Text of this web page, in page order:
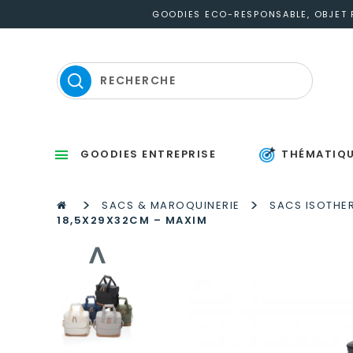
GOODIES ECO-RESPONSABLE,
GOODIES ENTREPRISE
> SACS & MAROQUINERIE > SACS
18,5X29X32CM – MAXIM